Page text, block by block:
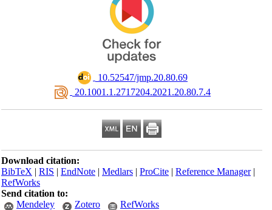
‎ 10.52547/jmp.20.80.69
‎ 20.1001.1.2717204.2021.20.80.7.4
Download citation:
BibTeX|RIS|EndNote|Medlars|ProCite|Reference Manager
RefWorks
Send citation to:
Mendeley
Zotero RefWorks